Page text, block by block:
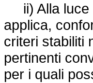
ii) Alla luce
applica,
criteri stabiliti
pertinenti
per i quali